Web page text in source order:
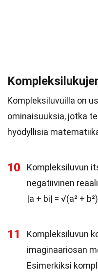
Kompleksiluvuilla on
ominaisuuksia, jotka
hyödyllisiä
10
Kompleksiluvun
negatiivinen
|a + bi| = √(a² +
11 Kompleksiluvun
imaginaariosan
Esimerkiksi